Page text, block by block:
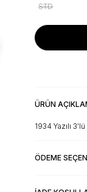
STD
ÜRÜN
1934 Yazılı
ÖDEME